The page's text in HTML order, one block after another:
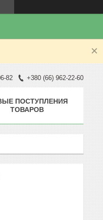
82 +380 (66) 962-22-60
ПОСТУПЛЕНИЯ
ТОВАРОВ